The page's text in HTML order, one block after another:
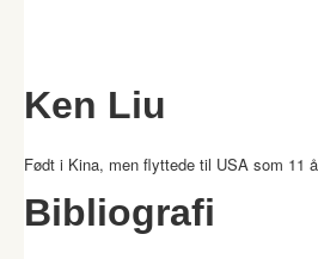
Ken Liu
Født i Kina, men flyttede til USA som 11
Bibliografi